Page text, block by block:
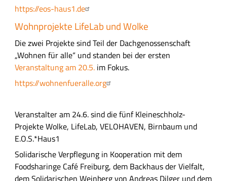
https://eos-haus1.de
Wohnprojekte LifeLab und Wolke
Die zwei Projekte sind Teil der Dachgenossenschaft
„Wohnen für alle“ und standen bei der ersten
Veranstaltung am 20.5.im Fokus.
https://wohnenfueralle.org
Veranstalter am 24.6. sind die fünf Kleineschholz-
Projekte Wolke, LifeLab, VELOHAVEN, Birnbaum und
E.O.S.*Haus1
Solidarische Verpflegung in Kooperation mit dem
Foodsharinge Café Freiburg, dem Backhaus der Vielfalt,